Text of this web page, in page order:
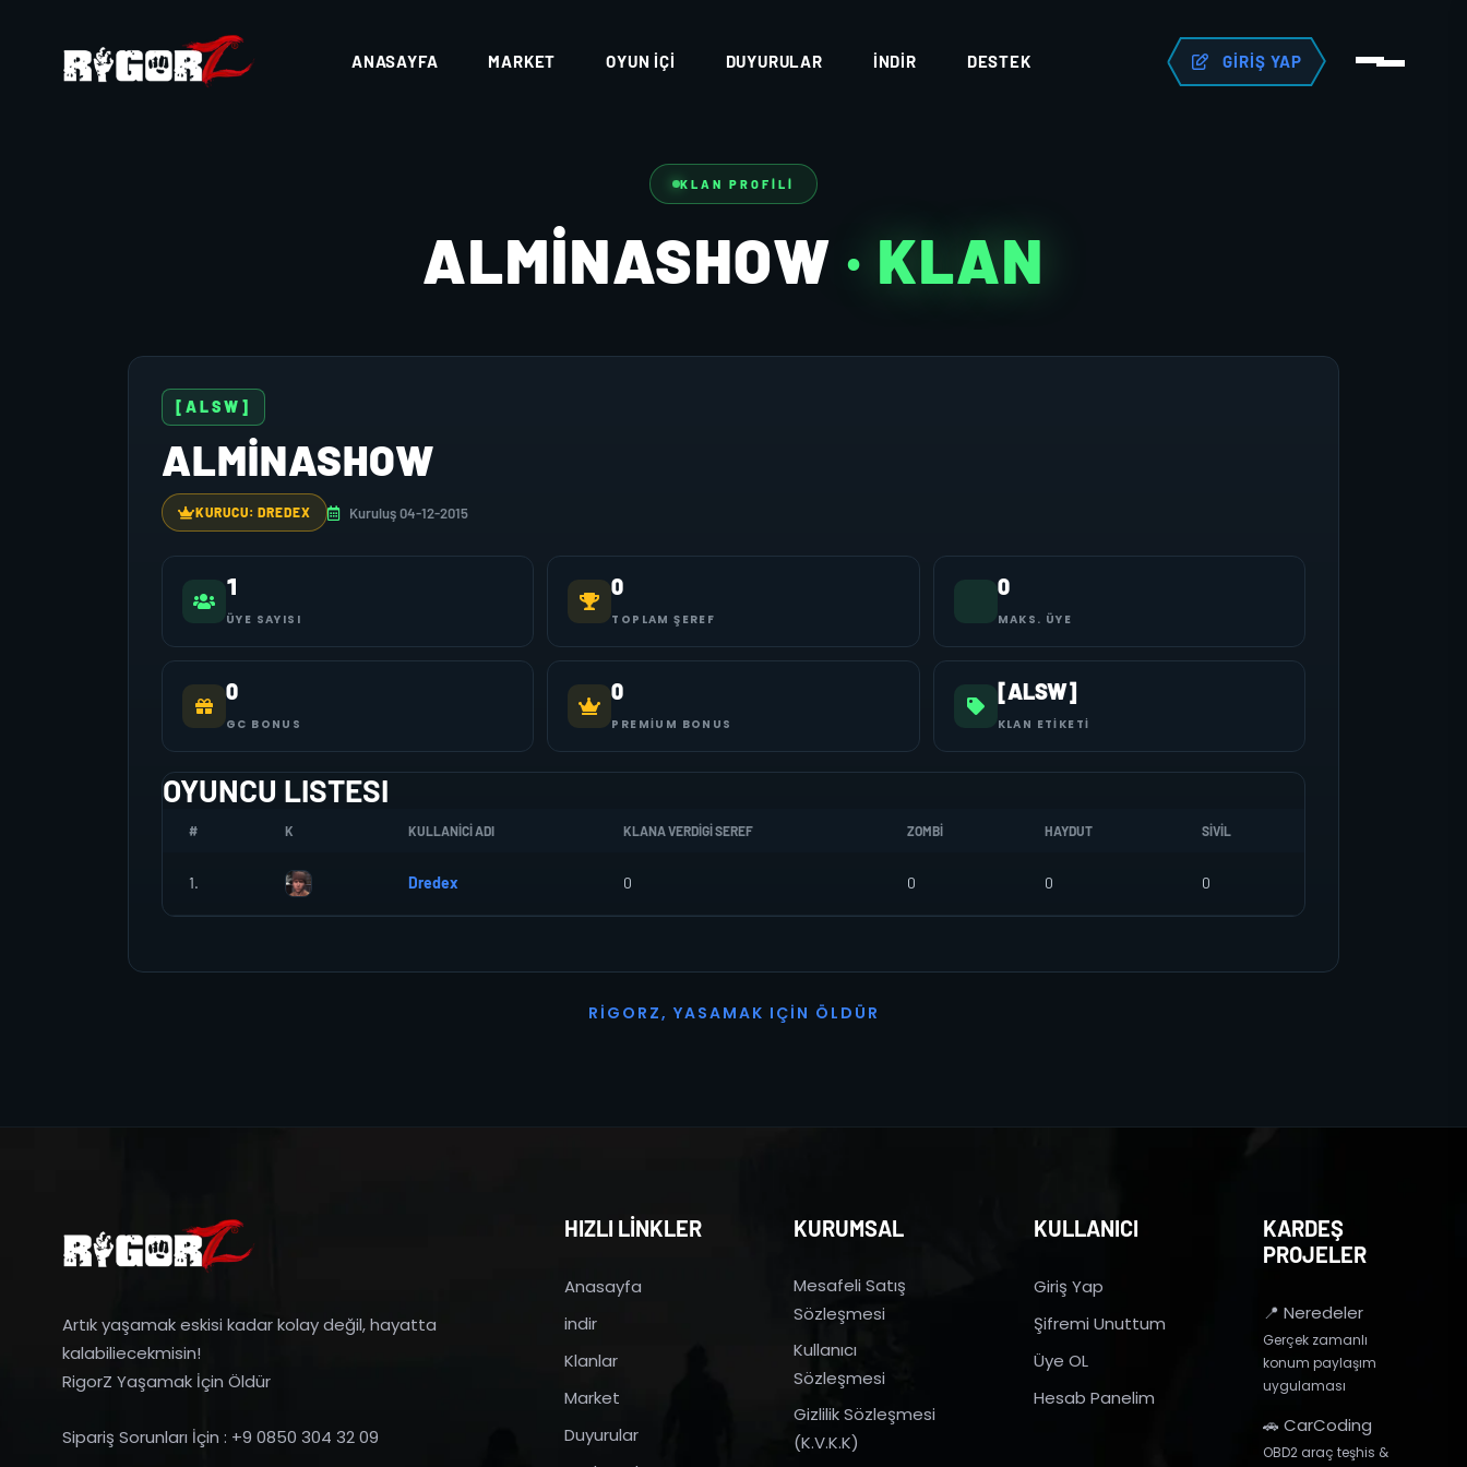
ANASAYFA MARKET OYUN İÇI DUYURULAR İNDIR DESTEK GIRIŞ YAP
KLAN PROFILI
ALMINASHOW · KLAN
[ALSW]
ALMINASHOW
KURUCU: DREDEX Kuruluş 04-12-2015
1
ÜYE SAYISI
0
TOPLAM ŞEREF
0
MAKS. ÜYE
0
GC BONUS
0
PREMIUM BONUS
[ALSW]
KLAN ETIKETI
OYUNCU LISTESI
# K KULLANICI ADI KLANA VERDIGI SEREF ZOMBI HAYDUT SIVIL
1. Dredex 0 0 0 0
R I G O R Z, YASAMAK I ÇI N Ö L D Ü R
Artık yaşamak eskisi kadar kolay değil, hayatta
kalabiliecekmisin!
RigorZ Yaşamak İçin Öldür
Sipariş Sorunları İçin : +9 0850 304 32 09
HIZLI LİNKLER
Anasayfa
indir
Klanlar
Market
Duyurular
KURUMSAL
Mesafeli Satış
Sözleşmesi
Kullanıcı
Sözleşmesi
Gizlilik Sözleşmesi
(K.V.K.K)
KULLANICI
Giriş Yap
Şifremi Unuttum
Üye OL
Hesab Panelim
KARDEŞ
PROJELER
📍 Neredeler
Gerçek zamanlı
konum paylaşım
uygulaması
🚗 CarCoding
OBD2 araç teşhis &